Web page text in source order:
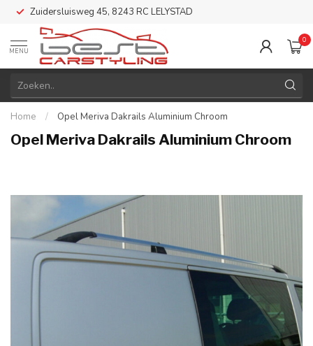
Zuidersluisweg 45, 8243 RC LELYSTAD
MENU
0
Home / Opel Meriva Dakrails Aluminium Chroom
Opel Meriva Dakrails Aluminium Chroom